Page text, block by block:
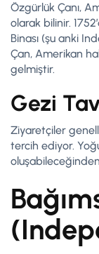
Özgürlük Çanı,
olarak bilinir.
Binası (şu anki
Çan, Amerikan
gelmiştir.
Gezi
Ziyaretçiler
tercih ediyor.